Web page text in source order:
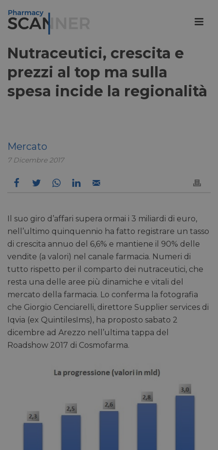
Nutraceutici, crescita e
prezzi al top ma sulla
spesa incide la regionalità
Mercato
7 Dicembre 2017
Il suo giro d’affari supera ormai i 3 miliardi di euro,
nell’ultimo quinquennio ha fatto registrare un tasso
di crescita annuo del 6,6% e mantiene il 90% delle
vendite (a valori) nel canale farmacia. Numeri di
tutto rispetto per il comparto dei nutraceutici, che
resta una delle aree più dinamiche e vitali del
mercato della farmacia. Lo conferma la fotografia
che Giorgio Cenciarelli, direttore Supplier services di
Iqvia (ex QuintilesIms), ha proposto sabato 2
dicembre ad Arezzo nell’ultima tappa del
Roadshow 2017 di Cosmofarma.